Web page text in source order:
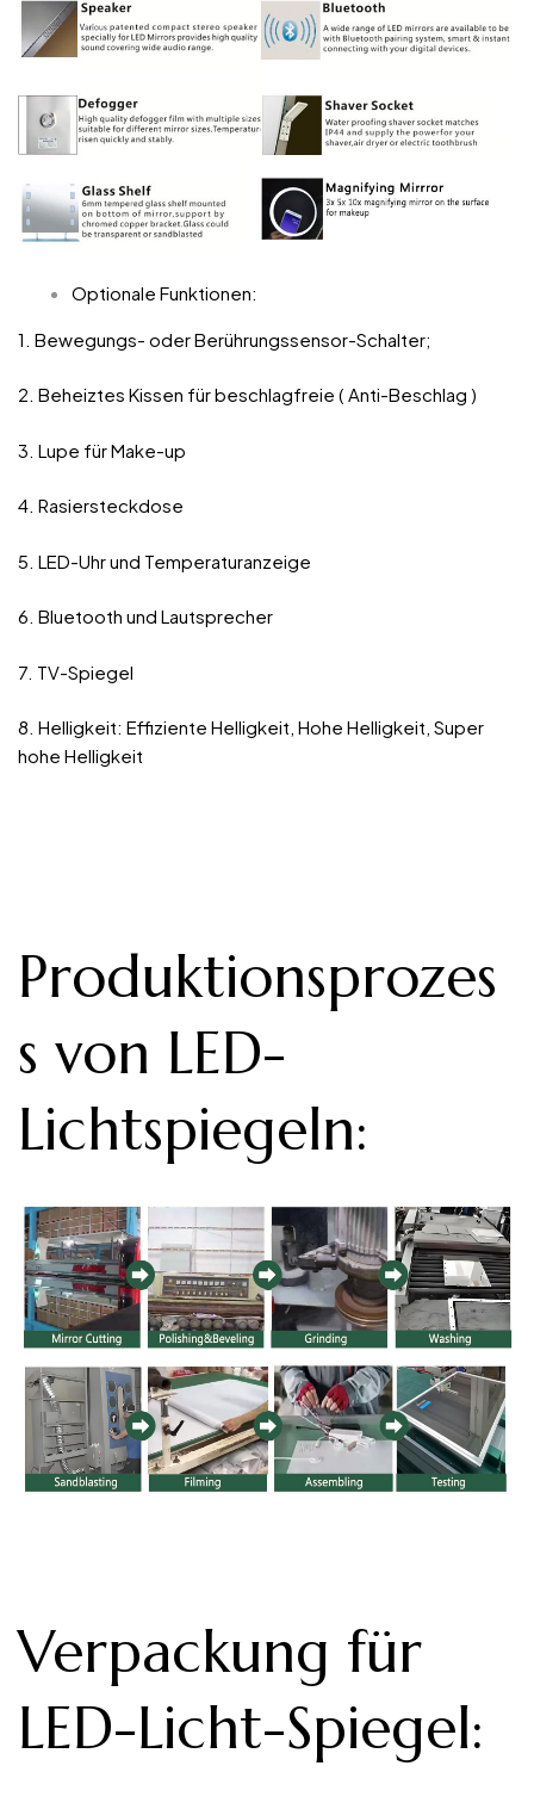
Optionale Funktionen:
1. Bewegungs- oder Berührungssensor-Schalter;
2. Beheiztes Kissen für beschlagfreie ( Anti-Beschlag )
3. Lupe für Make-up
4. Rasiersteckdose
5. LED-Uhr und Temperaturanzeige
6. Bluetooth und Lautsprecher
7. TV-Spiegel
8. Helligkeit: Effiziente Helligkeit, Hohe Helligkeit, Super
hohe Helligkeit
Produktionsprozes
s von LED-
Lichtspiegeln:
Verpackung für
LED-Licht-Spiegel: